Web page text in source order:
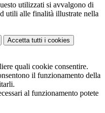
utilizzati si avvalgono di
utili alle finalità illustrate nella
Accetta tutti i cookies
quali cookie consentire.
il funzionamento della
al funzionamento potete